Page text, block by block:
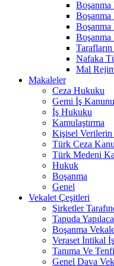
Boşanma
Boşanma
Boşanma
Boşanma
Nafaka
Mal
Makaleler
Ceza Hukuku
Gemi İş Kanunu
İş Hukuku
Kamulaştırma
Kişisel Verilerin
Türk Ceza
Türk Medeni
Hukuk
Boşanma
Genel
Vekalet Çeşitleri
Şirketler
Tapuda
Boşanma
Veraset İntikal
Tanıma Ve
Genel Dava